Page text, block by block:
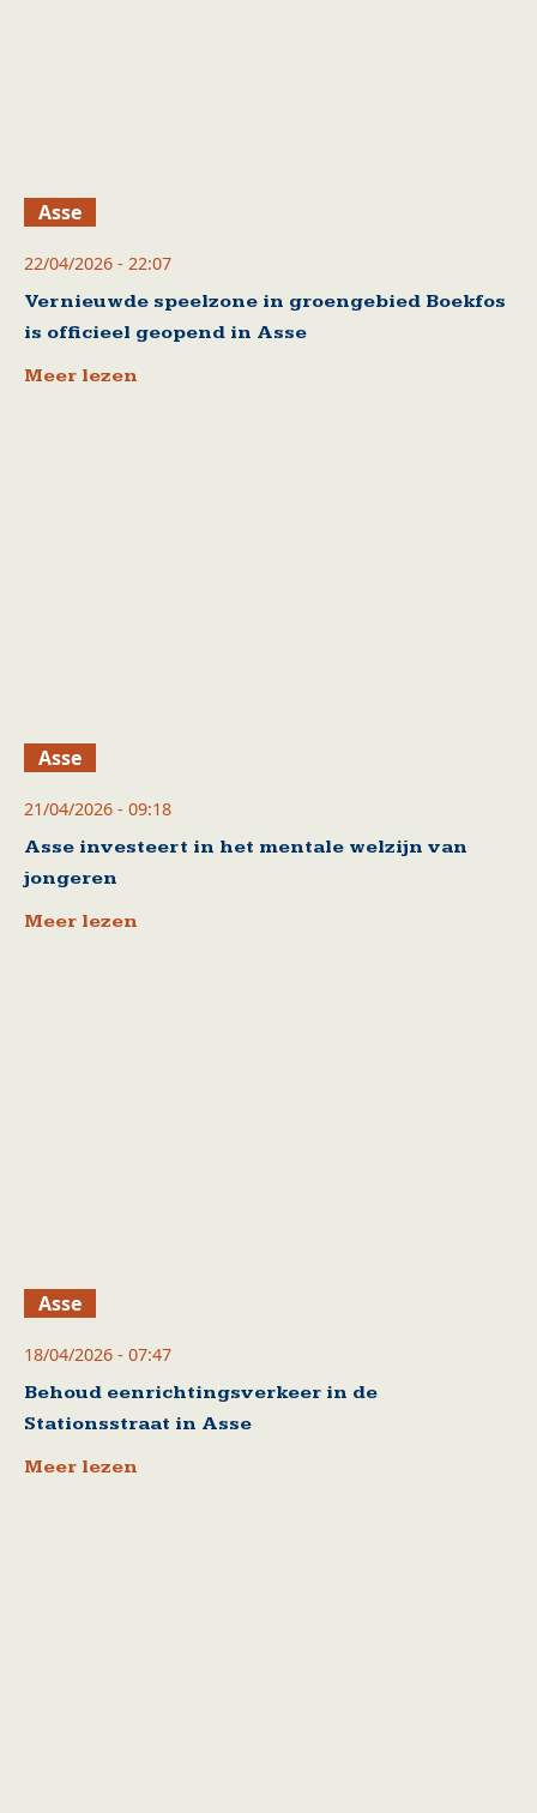
Asse
22/04/2026 - 22:07
Vernieuwde speelzone in groengebied Boekfos
is officieel geopend in Asse
Meer lezen
Asse
21/04/2026 - 09:18
Asse investeert in het mentale welzijn van
jongeren
Meer lezen
Asse
18/04/2026 - 07:47
Behoud eenrichtingsverkeer in de
Stationsstraat in Asse
Meer lezen